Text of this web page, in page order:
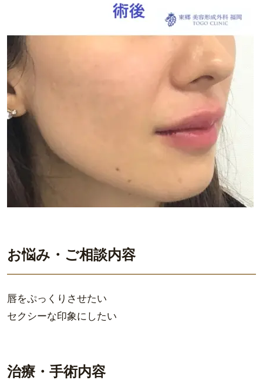
お悩み・ご相談内容
唇をぷっくりさせたい
セクシーな印象にしたい
治療・手術内容